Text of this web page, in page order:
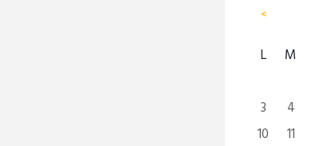
L M
3
4
10
11